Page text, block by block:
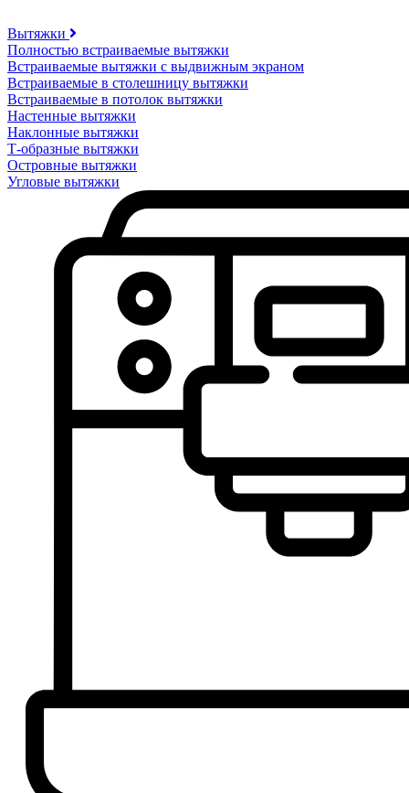
Вытяжки
Полностью встраиваемые вытяжки
Встраиваемые вытяжки с выдвижным экраном
Встраиваемые в столешницу вытяжки
Встраиваемые в потолок вытяжки
Настенные вытяжки
Наклонные вытяжки
Т-образные вытяжки
Островные вытяжки
Угловые вытяжки